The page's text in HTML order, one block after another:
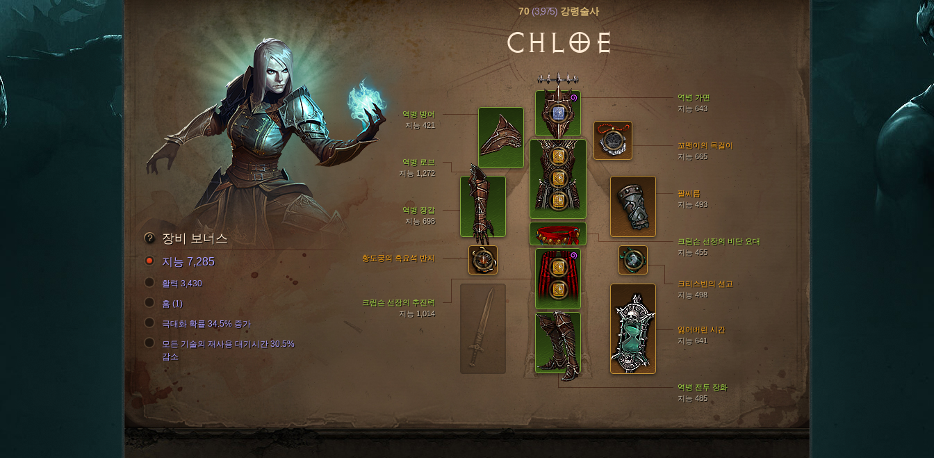
70(3,975)강령술사
CHLOE
역병 가면
지능 643
역병 로브
지능 1,272
역병 전투 장화
지능 485
역병 장갑
지능 698
역병 방어
지능 421
크림슨 선장의 추진력
지능 1,014
팔씨름
지능 493
잃어버린 시간
지능 641
크림슨 선장의 비단 요대
지능 455
크리스빈의 선고
지능 498
황도궁의 흑요석 반지
꼬맹이의 목걸이
지능 665
장비 보너스
지능 7,285
활력 3,430
홈 (1)
극대화 확률 34.5% 증가
모든 기술의 재사용 대기시간 30.5%
감소